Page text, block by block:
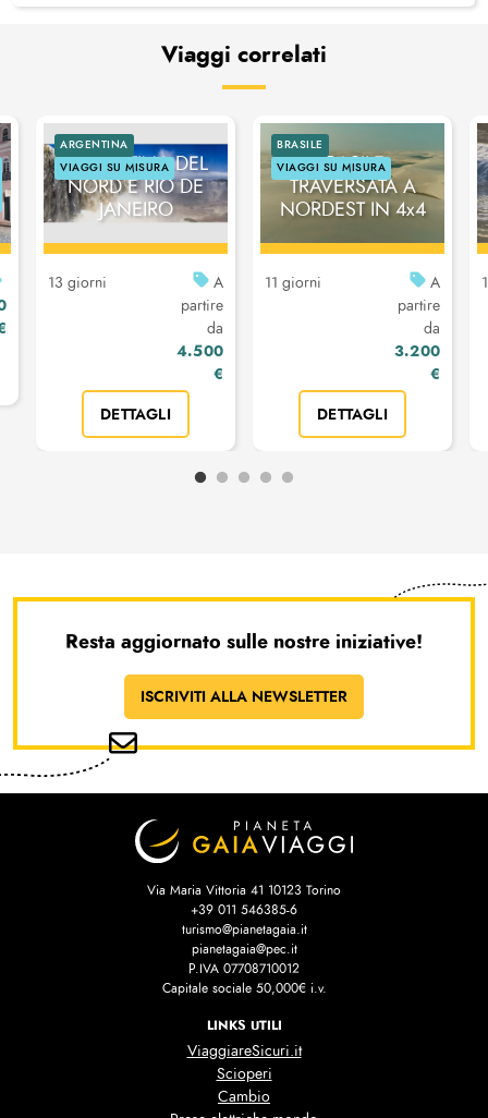
Viaggi correlati
ARGENTINA
VIAGGI SU MISURA
ARGENTINA DEL
NORD E RIO DE
JANEIRO
13 giorni
A
partire
da
4.500
€
DETTAGLI
BRASILE
VIAGGI SU MISURA
BRASILE:
TRAVERSATA A
NORDEST IN 4x4
11 giorni
A
partire
da
3.200
€
DETTAGLI
Resta aggiornato sulle nostre iniziative!
ISCRIVITI ALLA NEWSLETTER
Via Maria Vittoria 41 10123 Torino
+39 011 546385-6
turismo@pianetagaia.it
pianetagaia@pec.it
P.IVA 07708710012
Capitale sociale 50,000€ i.v.
LINKS UTILI
ViaggiareSicuri.it
Scioperi
Cambio